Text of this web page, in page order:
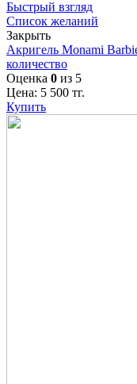
Быстрый взгляд
Список желаний
Закрыть
Акригель Monami
количество
Оценка 0 из 5
Цена: 5 500 тг.
Купить